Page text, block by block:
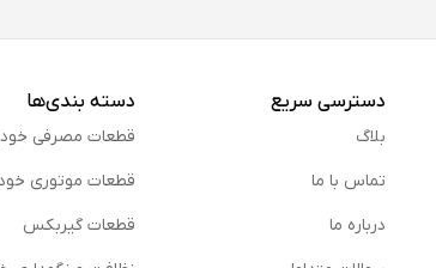
دسترسی سریع
بلاگ
تماس با ما
درباره ما
دسته بندی‌ها
قطعات مصرفی
قطعات موتوری
قطعات گیربکس